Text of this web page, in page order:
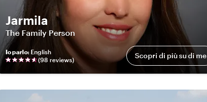
Jarmila
The Family Person
Io parlo: English
(98 reviews) Scopri di più su di me